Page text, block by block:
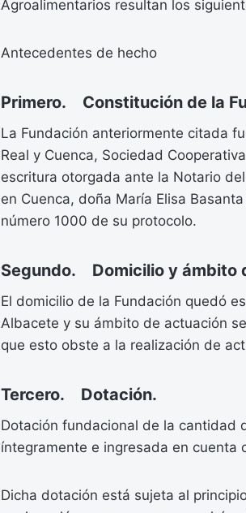
Agroalimentarios resultan los
Antecedentes de hecho
Primero. Constitución de la
La Fundación anteriormente citada
Real y Cuenca, Sociedad
escritura otorgada ante la Notario
en Cuenca, doña María Elisa
número 1000 de su protocolo.
Segundo. Domicilio y ámbito
El domicilio de la Fundación quedó
Albacete y su ámbito de actuación
que esto obste a la realización de
Tercero. Dotación.
Dotación fundacional de la
íntegramente e ingresada en cuenta
Dicha dotación está sujeta al